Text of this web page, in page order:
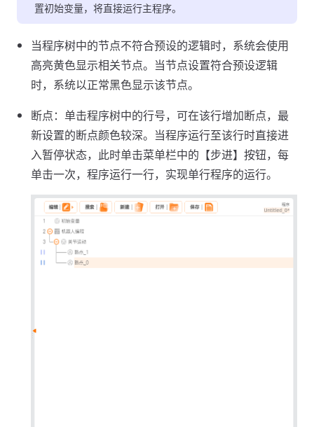
置初始变量，将直接运行主程序。
当程序树中的节点不符合预设的逻辑时，系统会使用
高亮黄色显示相关节点。当节点设置符合预设逻辑
时，系统以正常黑色显示该节点。
断点：单击程序树中的行号，可在该行增加断点，最
新设置的断点颜色较深。当程序运行至该行时直接进
入暂停状态，此时单击菜单栏中的【步进】按钮，每
单击一次，程序运行一行，实现单行程序的运行。